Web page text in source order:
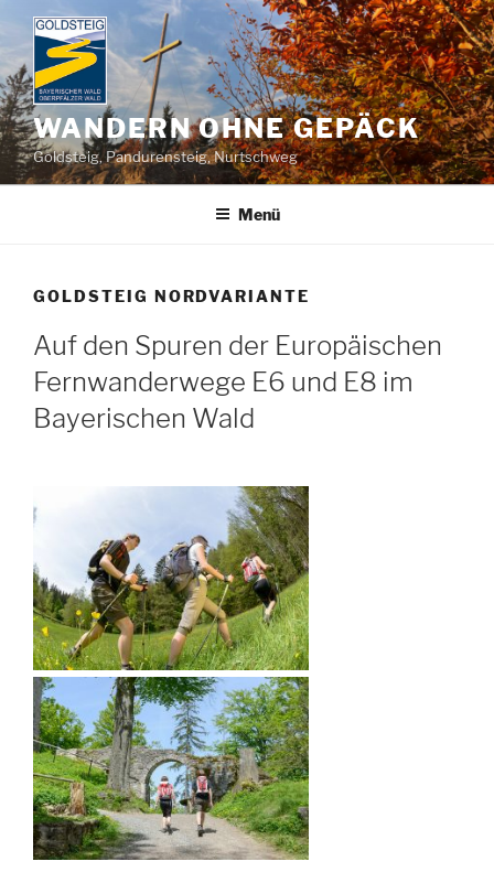
Zum
Inhalt
springen
WANDERN OHNE GEPÄCK
Goldsteig, Pandurensteig, Nurtschweg
Menü
GOLDSTEIG NORDVARIANTE
Auf den Spuren der Europäischen
Fernwanderwege E6 und E8 im
Bayerischen Wald